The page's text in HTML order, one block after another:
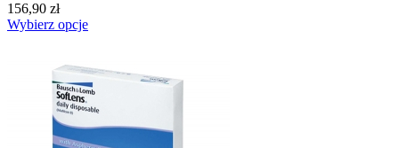
156,90 zł
Wybierz opcje